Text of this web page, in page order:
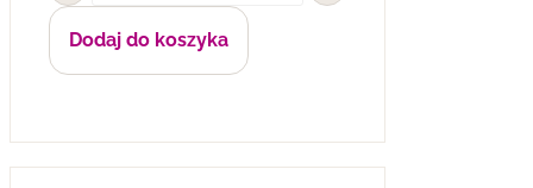
Dodaj do koszyka